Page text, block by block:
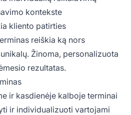
kontekste
kliento patirties
reiškia ką nors
Žinoma, personalizuota
rezultatas.
ir kasdienėje kalboje terminai
ir individualizuoti vartojami